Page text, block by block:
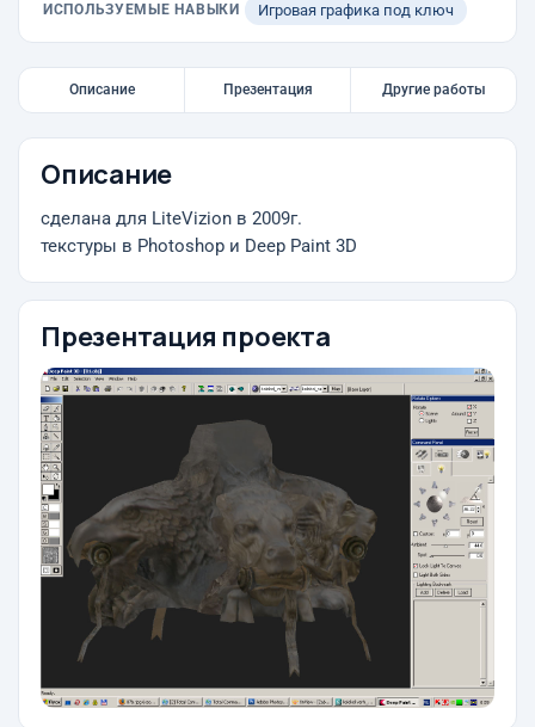
ИСПОЛЬЗУЕМЫЕ НАВЫКИ Игровая графика под ключ
Описание Презентация Другие работы
Описание
сделана для LiteVizion в 2009г.
текстуры в Photoshop и Deep Paint 3D
Презентация проекта